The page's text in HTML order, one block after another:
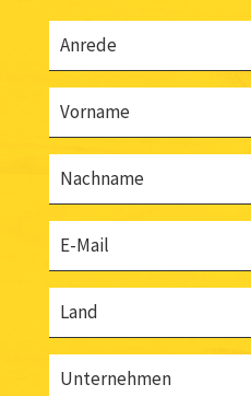
Anrede
Vorname
Nachname
E-Mail
Land
Unternehmen